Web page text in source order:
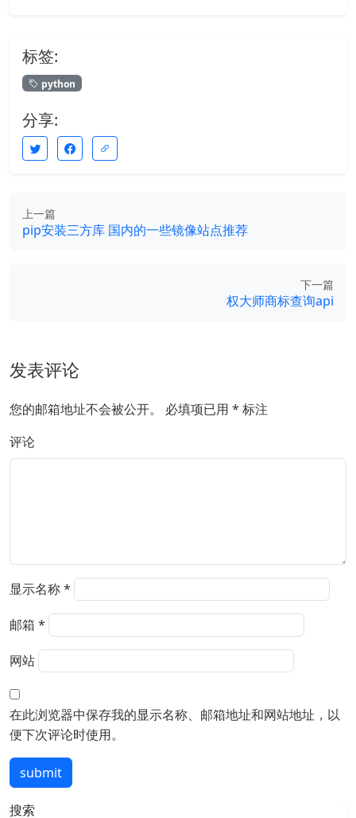
标签:
python
分享:
上一篇
pip安装三方库 国内的一些镜像站点推荐
下一篇
权大师商标查询api
发表评论
您的邮箱地址不会被公开。 必填项已用 * 标注
评论
显示名称*
邮箱 *
网站
在此浏览器中保存我的显示名称、邮箱地址和网站地址，以
便下次评论时使用。
submit
搜索